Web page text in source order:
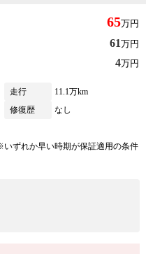
65万円
61万円
4万円
走行
11.1万km
修復歴
なし
いずれか早い時期が保証適用の条件